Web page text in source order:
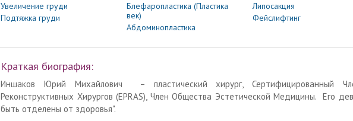
Увеличение груди
Подтяжка груди
Блефаропластика (Пластика
век)
Абдоминопластика
Липосакция
Фейслифтинг
Краткая биография:
Иншаков Юрий Михайлович – пластический хирург, Сертифицированный
Реконструктивных Хирургов (EPRAS), Член Общества Эстетической Медицины. Его
быть отделены от здоровья".